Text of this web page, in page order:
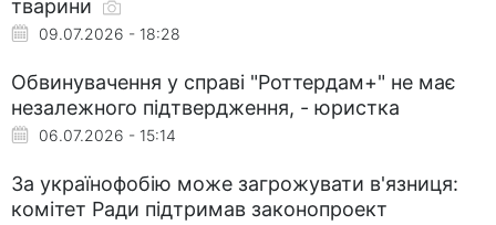
тварини
09.07.2026 - 18:28
Обвинувачення у справі "Роттердам+" не має
незалежного підтвердження, - юристка
06.07.2026 - 15:14
За українофобію може загрожувати в'язниця:
комітет Ради підтримав законопроект